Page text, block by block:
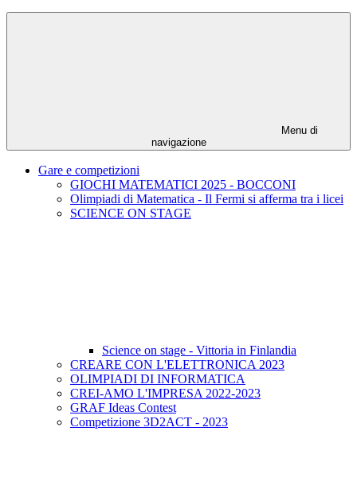
Menu di
navigazione
Gare e competizioni
GIOCHI MATEMATICI 2025 - BOCCONI
Olimpiadi di Matematica - Il Fermi si afferma tra i licei
SCIENCE ON STAGE
Science on stage - Vittoria in Finlandia
CREARE CON L'ELETTRONICA 2023
OLIMPIADI DI INFORMATICA
CREI-AMO L'IMPRESA 2022-2023
GRAF Ideas Contest
Competizione 3D2ACT - 2023